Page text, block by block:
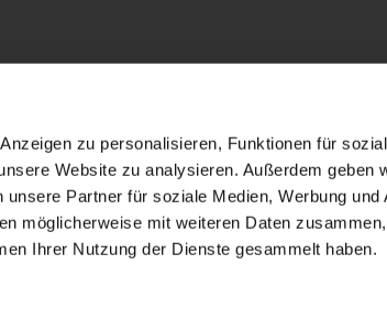
zu personalisieren, Funktionen für
Website zu analysieren. Außerdem geben
Partner für soziale Medien, Werbung und
möglicherweise mit weiteren Daten
Ihrer Nutzung der Dienste gesammelt haben.